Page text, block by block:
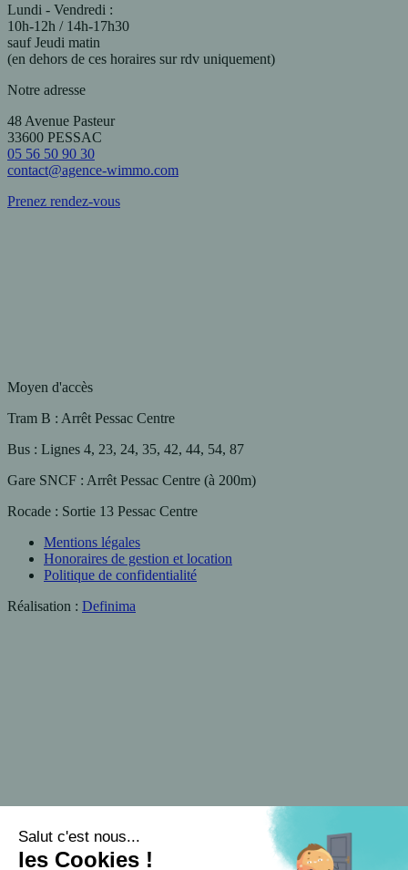
Lundi - Vendredi :
10h-12h / 14h-17h30
sauf Jeudi matin
(en dehors de ces horaires sur rdv uniquement)
Notre adresse
48 Avenue Pasteur
33600 PESSAC
05 56 50 90 30
contact@agence-wimmo.com
Prenez rendez-vous
Moyen d'accès
Tram B : Arrêt Pessac Centre
Bus : Lignes 4, 23, 24, 35, 42, 44, 54, 87
Gare SNCF : Arrêt Pessac Centre (à 200m)
Rocade : Sortie 13 Pessac Centre
Mentions légales
Honoraires de gestion et location
Politique de confidentialité
Réalisation : Definima